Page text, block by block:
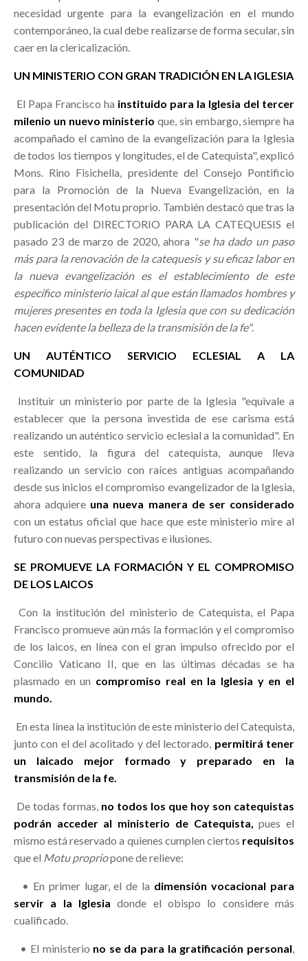
necesidad urgente para la evangelización en el mundo
contemporáneo, la cual debe realizarse de forma secular, sin
caer en la clericalización.
UN MINISTERIO CON GRAN TRADICIÓN EN LA IGLESIA
El Papa Francisco ha instituido para la Iglesia del tercer
milenio un nuevo ministerio que, sin embargo, siempre ha
acompañado el camino de la evangelización para la Iglesia
de todos los tiempos y longitudes, el de Catequista", explicó
Mons. Rino Fisichella, presidente del Consejo Pontificio
para la Promoción de la Nueva Evangelización, en la
presentación del Motu proprio. También destacó que tras la
publicación del DIRECTORIO PARA LA CATEQUESIS el
pasado 23 de marzo de 2020, ahora "se ha dado un paso
más para la renovación de la catequesis y su eficaz labor en
la nueva evangelización es el establecimiento de este
específico ministerio laical al que están llamados hombres y
mujeres presentes en toda la Iglesia que con su dedicación
hacen evidente la belleza de la transmisión de la fe".
UN AUTÉNTICO SERVICIO ECLESIAL A LA
COMUNIDAD
Instituir un ministerio por parte de la Iglesia "equivale a
establecer que la persona investida de ese carisma está
realizando un auténtico servicio eclesial a la comunidad". En
este sentido, la figura del catequista, aunque lleva
realizando un servicio con raíces antiguas acompañando
desde sus inicios el compromiso evangelizador de la Iglesia,
ahora adquiere una nueva manera de ser considerado
con un estatus oficial que hace que este ministerio mire al
futuro con nuevas perspectivas e ilusiones.
SE PROMUEVE LA FORMACIÓN Y EL COMPROMISO
DE LOS LAICOS
Con la institución del ministerio de Catequista, el Papa
Francisco promueve aún más la formación y el compromiso
de los laicos, en línea con el gran impulso ofrecido por el
Concilio Vaticano II, que en las últimas décadas se ha
plasmado en un compromiso real en la Iglesia y en el
mundo.
En esta línea la institución de este ministerio del Catequista,
junto con el del acolitado y del lectorado, permitirá tener
un laicado mejor formado y preparado en la
transmisión de la fe.
De todas formas, no todos los que hoy son catequistas
podrán acceder al ministerio de Catequista, pues el
mismo está reservado a quienes cumplen ciertos requisitos
que el Motu propriopone de relieve:
• En primer lugar, el de la dimensión vocacional para
servir a la Iglesia donde el obispo lo considere más
cualificado.
• El ministerio no se da para la gratificación personal,